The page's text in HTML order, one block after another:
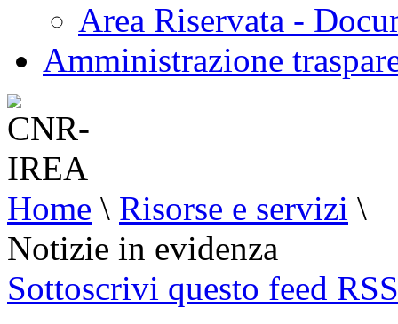
Area Riservata -
Amministrazione
Home \ Risorse e servizi \
Notizie in evidenza
Sottoscrivi questo feed RSS